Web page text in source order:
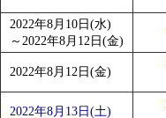
2022年8月10日(水)
～ 2022年8月12日(金)
2022年8月12日(金)
2022年8月13日(土)